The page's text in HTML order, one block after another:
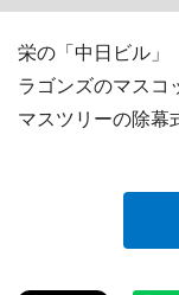
栄の「中日ビル」
ラゴンズのマスコ
マスツリーの除幕